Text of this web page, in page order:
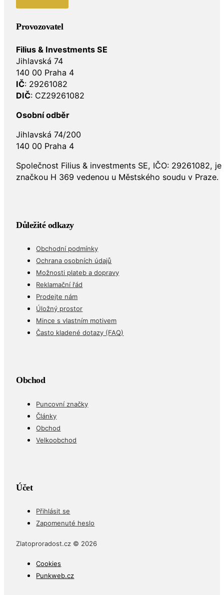
Provozovatel
Filius & Investments SE
Jihlavská 74
140 00 Praha 4
IČ: 29261082
DIČ: CZ29261082
Osobní odběr
Jihlavská 74/200
140 00 Praha 4
Společnost Filius & investments SE, IČO: 29261082,
značkou H 369 vedenou u Městského soudu v Praze.
Důležité odkazy
Obchodní podmínky
Ochrana osobních údajů
Možnosti plateb a dopravy
Reklamační řád
Prodejte nám
Úložný prostor
Mince s vlastním motivem
Často kladené dotazy (FAQ)
Obchod
Puncovní značky
Články
Obchod
Velkoobchod
Účet
Přihlásit se
Zapomenuté heslo
Zlatoproradost.cz © 2026
Cookies
Punkweb.cz